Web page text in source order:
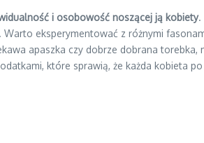
i osobowość noszącej ją kobiety.
eksperymentować z różnymi
apaszka czy dobrze dobrana torebka,
które sprawią, że każda kobieta